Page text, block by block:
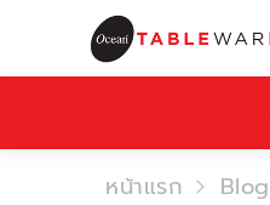
หน้าแรก Blog